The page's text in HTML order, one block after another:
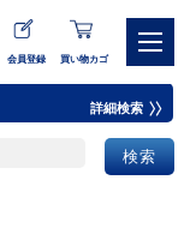
会員登録 買い物カゴ
詳細検索